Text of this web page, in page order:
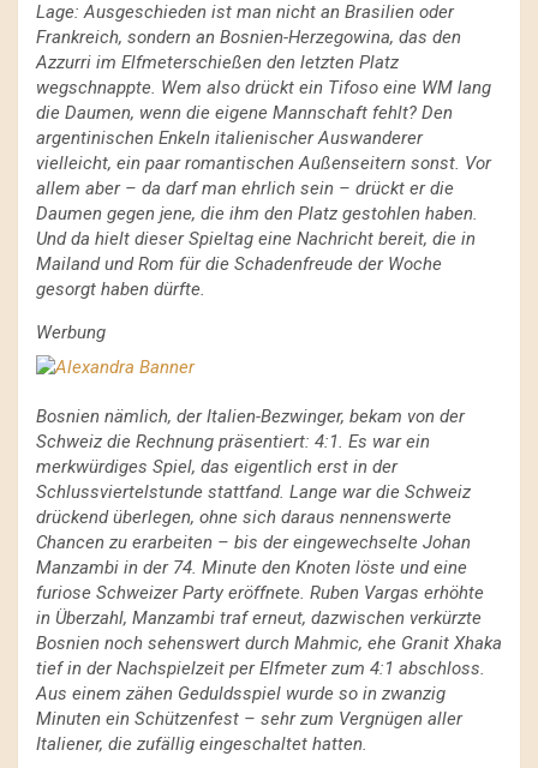
Lage: Ausgeschieden ist man nicht an Brasilien oder
Frankreich, sondern an Bosnien-Herzegowina, das den
Azzurri im Elfmeterschießen den letzten Platz
wegschnappte. Wem also drückt ein Tifoso eine WM lang
die Daumen, wenn die eigene Mannschaft fehlt? Den
argentinischen Enkeln italienischer Auswanderer
vielleicht, ein paar romantischen Außenseitern sonst. Vor
allem aber – da darf man ehrlich sein – drückt er die
Daumen gegen jene, die ihm den Platz gestohlen haben.
Und da hielt dieser Spieltag eine Nachricht bereit, die in
Mailand und Rom für die Schadenfreude der Woche
gesorgt haben dürfte.
Werbung
Bosnien nämlich, der Italien-Bezwinger, bekam von der
Schweiz die Rechnung präsentiert: 4:1. Es war ein
merkwürdiges Spiel, das eigentlich erst in der
Schlussviertelstunde stattfand. Lange war die Schweiz
drückend überlegen, ohne sich daraus nennenswerte
Chancen zu erarbeiten – bis der eingewechselte Johan
Manzambi in der 74. Minute den Knoten löste und eine
furiose Schweizer Party eröffnete. Ruben Vargas erhöhte
in Überzahl, Manzambi traf erneut, dazwischen verkürzte
Bosnien noch sehenswert durch Mahmic, ehe Granit Xhaka
tief in der Nachspielzeit per Elfmeter zum 4:1 abschloss.
Aus einem zähen Geduldsspiel wurde so in zwanzig
Minuten ein Schützenfest – sehr zum Vergnügen aller
Italiener, die zufällig eingeschaltet hatten.